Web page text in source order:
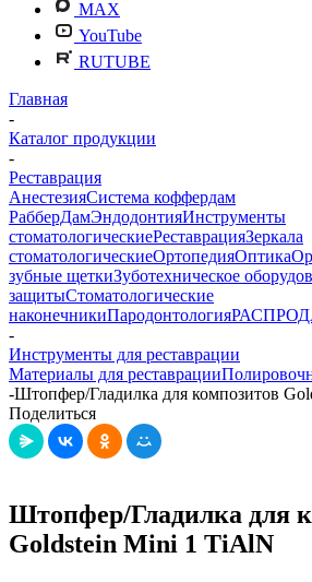
MAX
YouTube
RUTUBE
Главная
-
Каталог продукции
-
Реставрация
АнестезияСистема коффердам
РабберДамЭндодонтияИнструменты
стоматологическиеРеставрацияЗеркала
стоматологическиеОртопедияОптика
зубные щеткиЗуботехническое
защитыСтоматологические
наконечникиПародонтология
-
Инструменты для реставрации
Материалы для реставрации
-Штопфер/Гладилка для композитов
Поделиться
Штопфер/Гладилка для
Goldstein Mini 1 TiAlN